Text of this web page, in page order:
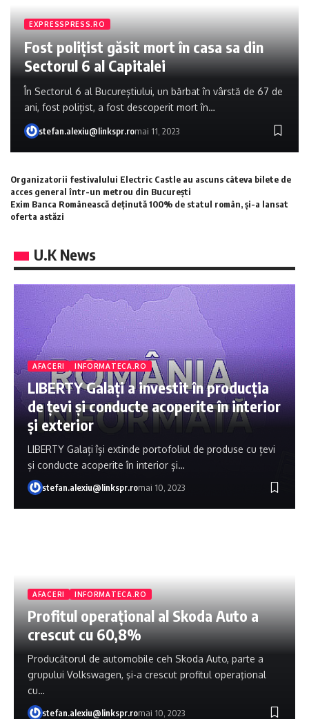
EXPRESSPRESS.RO
Fost polițist găsit mort în casa sa din
Sectorul 6 al Capitalei
În Sectorul 6 al Bucureștiului, un bărbat în vârstă de 67 de
ani, fost polițist, a fost descoperit mort în…
stefan.alexiu@linkspr.romai 11, 2023
Organizatorii festivalului Electric Castle au ascuns câteva bilete de
acces general într-un metrou din București
Exim Banca Românească deținută 100% de statul român, și-a lansat
oferta astăzi
U.K News
AFACERI INFORMATECA.RO
LIBERTY Galați a investit în producția
de țevi și conducte acoperite în interior
și exterior
LIBERTY Galați își extinde portofoliul de produse cu țevi
și conducte acoperite în interior și…
stefan.alexiu@linkspr.romai 10, 2023
AFACERI INFORMATECA.RO
Profitul operaţional al Skoda Auto a
crescut cu 60,8%
Producătorul de automobile ceh Skoda Auto, parte a
grupului Volkswagen, şi-a crescut profitul operaţional
cu…
stefan.alexiu@linkspr.romai 10, 2023